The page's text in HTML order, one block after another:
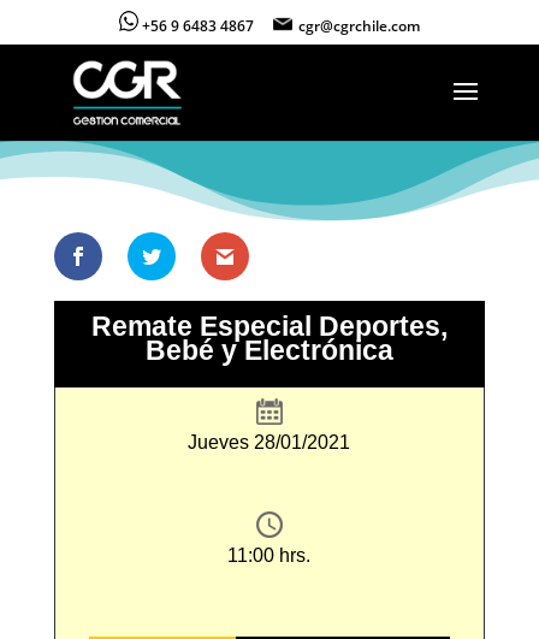
+56 9 6483 4867 cgr@cgrchile.com
Remate Especial Deportes,
Bebé y Electrónica
Jueves 28/01/2021
11:00 hrs.